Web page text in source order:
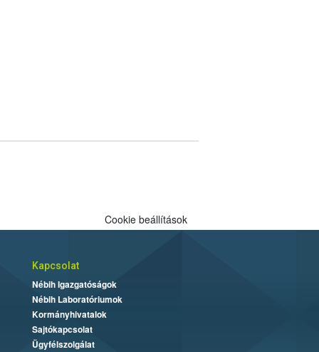
Cookie beállítások
Kapcsolat
Nébih Igazgatóságok
Nébih Laboratóriumok
Kormányhivatalok
Sajtókapcsolat
Ügyfélszolgálat